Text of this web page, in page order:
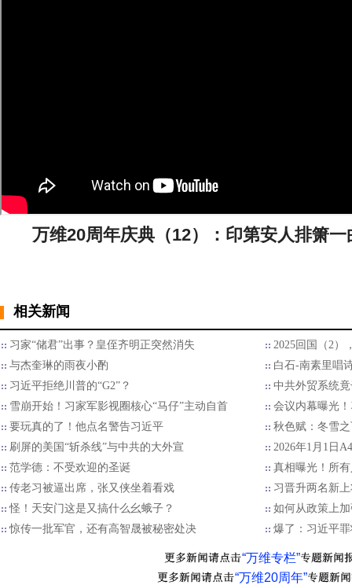
万维20周年庆典（12）：印第安人排箫
相关新闻
习家“储君”出事？皇侄齐明正突然消失
2025回国（2）
与杰奎琳的雨夜小酌
白石-南素里唱
习近平拒绝川普的“G2”？
中共外贸系统
雪崩开始！习家军影视圈核心“马仔”主动自首
会议内幕曝光
要玩真的了！他点名警告习近平
秋色赋：冬雪
刷屏的美国“斩杀线”与中共的大外宣
2026年1月1日
范学德：不受欢迎的圣诞
真相曝光！所
传老习被逼出席，张又侠坐着看戏
习晋升两名新
怪！天安门这是又搞什么幺蛾子？
如何从政策上
惊传一批军官，还有高智晟被秘密处决
爆了：习近平
“万维专栏”
“万维20周年”